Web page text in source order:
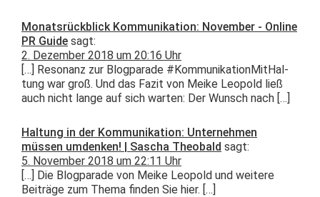
Monatsrückblick Kommunikation: November - Online
PR Guide sagt:
2. Dezember 2018 um 20:16 Uhr
[…] Res­o­nanz zur Blog­pa­rade #Kom­mu­nika­tion­MitHal­
tung war groß. Und das Faz­it von Meike Leopold ließ
auch nicht lange auf sich warten: Der Wun­sch nach […]
Haltung in der Kommunikation: Unternehmen
müssen umdenken! | Sascha Theobald sagt:
5. November 2018 um 22:11 Uhr
[…] Die Blog­pa­rade von Meike Leopold und weit­ere
Beiträge zum The­ma find­en Sie hier. […]